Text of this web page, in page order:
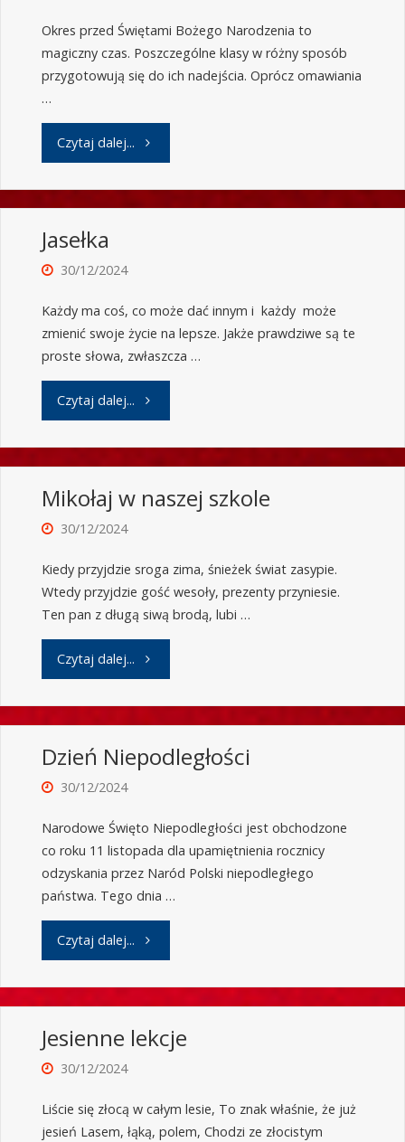
Okres przed Świętami Bożego Narodzenia to
magiczny czas. Poszczególne klasy w różny sposób
przygotowują się do ich nadejścia. Oprócz omawiania
…
Czytaj dalej...
Jasełka
30/12/2024
Każdy ma coś, co może dać innym i każdy może
zmienić swoje życie na lepsze. Jakże prawdziwe są te
proste słowa, zwłaszcza …
Czytaj dalej...
Mikołaj w naszej szkole
30/12/2024
Kiedy przyjdzie sroga zima, śnieżek świat zasypie.
Wtedy przyjdzie gość wesoły, prezenty przyniesie.
Ten pan z długą siwą brodą, lubi …
Czytaj dalej...
Dzień Niepodległości
30/12/2024
Narodowe Święto Niepodległości jest obchodzone
co roku 11 listopada dla upamiętnienia rocznicy
odzyskania przez Naród Polski niepodległego
państwa. Tego dnia …
Czytaj dalej...
Jesienne lekcje
30/12/2024
Liście się złocą w całym lesie, To znak właśnie, że już
jesień Lasem, łąką, polem, Chodzi ze złocistym